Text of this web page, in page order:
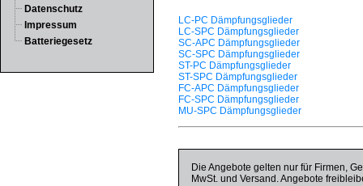
Datenschutz
Impressum
Batteriegesetz
LC-PC Dämpfungsglieder
LC-SPC Dämpfungsglieder
SC-APC Dämpfungsglieder
SC-SPC Dämpfungsglieder
ST-PC Dämpfungsglieder
ST-SPC Dämpfungsglieder
FC-APC Dämpfungsglieder
FC-SPC Dämpfungsglieder
MU-SPC Dämpfungsglieder
Die Angebote gelten nur für Firmen,
MwSt. und Versand. Angebote